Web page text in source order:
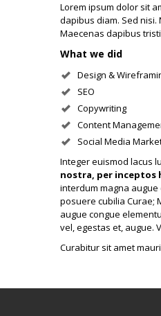
Lorem ipsum dolor sit
dapibus diam. Sed nisi.
Maecenas dapibus
What we did
Design &
SEO
Copywriting
Content
Social Media
Integer euismod lacus
nostra, per inceptos
interdum magna augue
posuere cubilia Curae;
augue congue
vel, egestas et, augue.
Curabitur sit amet